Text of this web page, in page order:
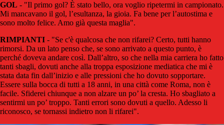
GOL - "Il primo gol? È stato bello, ora voglio ripetermi in campionato.
Mi mancavano il gol, l’esultanza, la gioia. Fa bene per l’autostima e
sono molto felice. Amo già questa maglia".
RIMPIANTI - "Se c'è qualcosa che non rifarei? Certo, tutti hanno
rimorsi. Da un lato penso che, se sono arrivato a questo punto, è
perché doveva andare così. Dall’altro, so che nella mia carriera ho fatto
tanti sbagli, dovuti anche alla troppa esposizione mediatica che mi è
stata data fin dall’inizio e alle pressioni che ho dovuto sopportare.
Essere sulla bocca di tutti a 18 anni, in una città come Roma, non è
facile. Sfiderei chiunque a non alzare un po’ la cresta. Ho sbagliato a
sentirmi un po’ troppo. Tanti errori sono dovuti a quello. Adesso li
riconosco, se tornassi indietro non li rifarei".